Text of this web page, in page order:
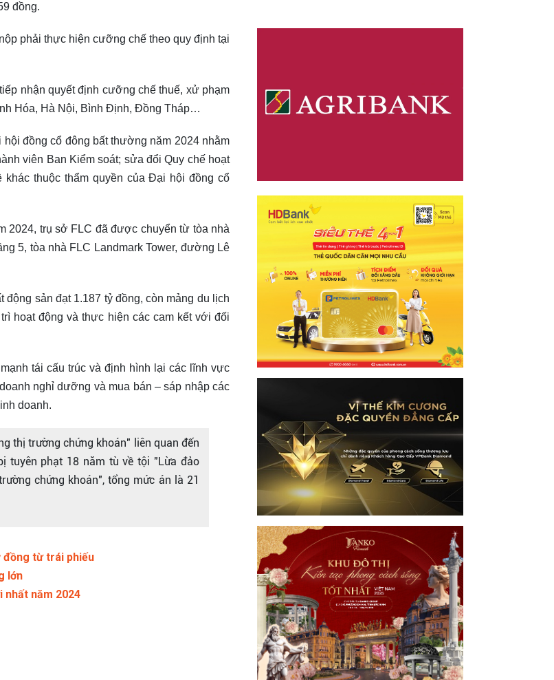
đồng.
phải thực hiện cưỡng chế theo quy định tại
nhận quyết định cưỡng chế thuế, xử phạm
Hóa, Hà Nội, Bình Định, Đồng Tháp…
đồng cổ đông bất thường năm 2024 nhằm
viên Ban Kiểm soát; sửa đổi Quy chế hoạt
thuộc thẩm quyền của Đại hội đồng cổ
2024, trụ sở FLC đã được chuyển từ tòa nhà
5, tòa nhà FLC Landmark Tower, đường Lê
sản đạt 1.187 tỷ đồng, còn mảng du lịch
hoạt động và thực hiện các cam kết với đối
tái cấu trúc và định hình lại các lĩnh vực
nghỉ dưỡng và mua bán – sáp nhập các
doanh.
thị trường chứng khoán" liên quan đến
tuyên phạt 18 năm tù về tội "Lừa đảo
chứng khoán", tổng mức án là 21
đồng từ trái phiếu
lớn
nhất năm 2024